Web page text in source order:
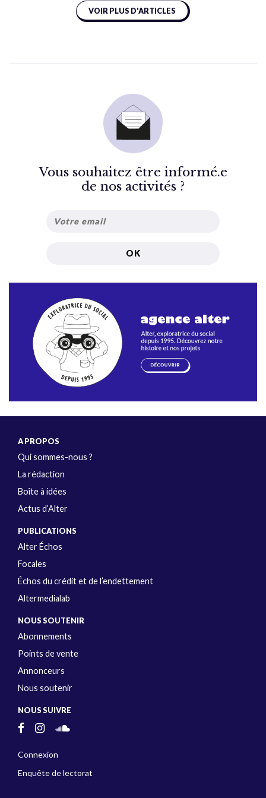
VOIR PLUS D'ARTICLES
Vous souhaitez être informé.e
de nos activités ?
A PROPOS
Qui sommes-nous ?
La rédaction
Boîte à idées
Actus d’Alter
PUBLICATIONS
Alter Échos
Focales
Échos du crédit et de l’endettement
Altermedialab
NOUS SOUTENIR
Abonnements
Points de vente
Annonceurs
Nous soutenir
NOUS SUIVRE
Connexion
Enquête de lectorat